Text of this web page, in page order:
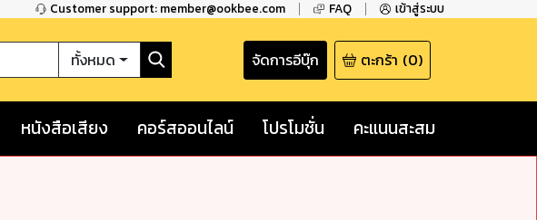
Customer support: member@ookbee.com FAQ เข้าสู่ระบบ
ทั้งหมด จัดการอีบุ๊ก ตะกร้า (0)
หนังสือเสียง คอร์สออนไลน์ โปรโมชั่น คะแนนสะสม